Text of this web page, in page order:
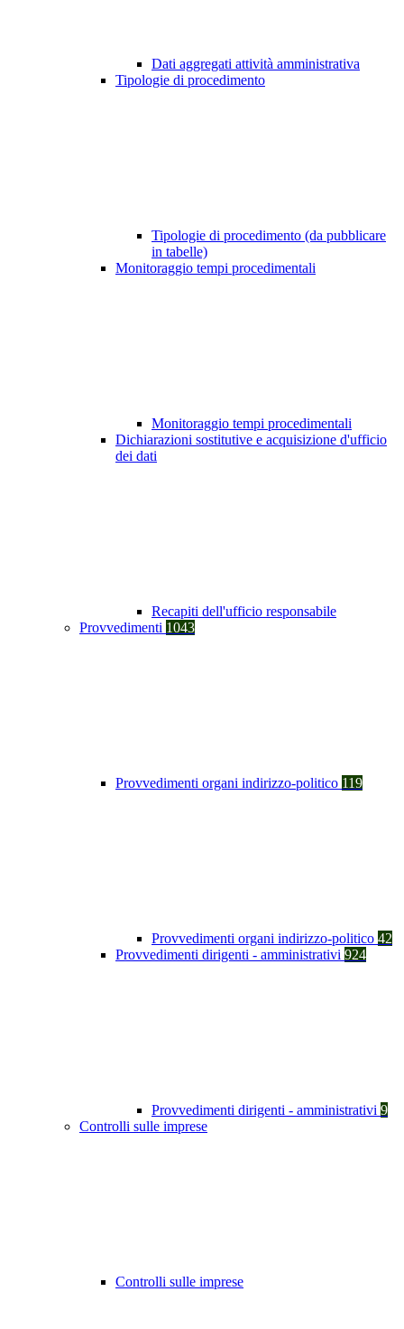
Dati aggregati attività amministrativa
Tipologie di procedimento
Tipologie di procedimento (da pubblicare
in tabelle)
Monitoraggio tempi procedimentali
Monitoraggio tempi procedimentali
Dichiarazioni sostitutive e acquisizione d'ufficio
dei dati
Recapiti dell'ufficio responsabile
Provvedimenti 1043
Provvedimenti organi indirizzo-politico 119
Provvedimenti organi indirizzo-politico 42
Provvedimenti dirigenti - amministrativi 924
Provvedimenti dirigenti - amministrativi 9
Controlli sulle imprese
Controlli sulle imprese